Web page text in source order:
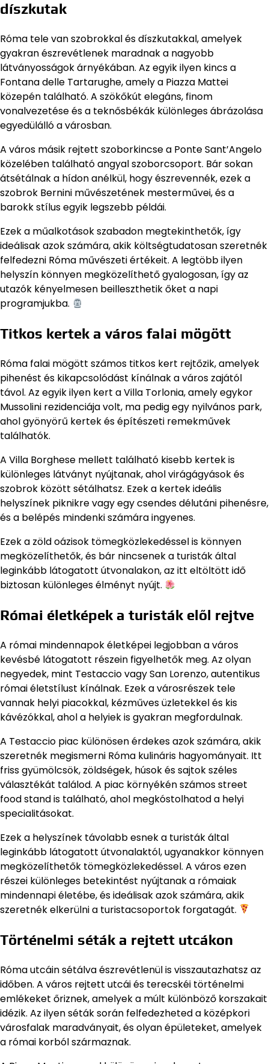
díszkutak
Róma tele van szobrokkal és díszkutakkal, amelyek
gyakran észrevétlenek maradnak a nagyobb
látványosságok árnyékában. Az egyik ilyen kincs a
Fontana delle Tartarughe, amely a Piazza Mattei
közepén található. A szökőkút elegáns, finom
vonalvezetése és a teknősbékák különleges ábrázolása
egyedülálló a városban.
A város másik rejtett szoborkincse a Ponte Sant’Angelo
közelében található angyal szoborcsoport. Bár sokan
átsétálnak a hídon anélkül, hogy észrevennék, ezek a
szobrok Bernini művészetének mesterművei, és a
barokk stílus egyik legszebb példái.
Ezek a műalkotások szabadon megtekinthetők, így
ideálisak azok számára, akik költségtudatosan szeretnék
felfedezni Róma művészeti értékeit. A legtöbb ilyen
helyszín könnyen megközelíthető gyalogosan, így az
utazók kényelmesen beilleszthetik őket a napi
programjukba.
Titkos kertek a város falai mögött
Róma falai mögött számos titkos kert rejtőzik, amelyek
pihenést és kikapcsolódást kínálnak a város zajától
távol. Az egyik ilyen kert a Villa Torlonia, amely egykor
Mussolini rezidenciája volt, ma pedig egy nyilvános park,
ahol gyönyörű kertek és építészeti remekművek
találhatók.
A Villa Borghese mellett található kisebb kertek is
különleges látványt nyújtanak, ahol virágágyások és
szobrok között sétálhatsz. Ezek a kertek ideális
helyszínek piknikre vagy egy csendes délutáni pihenésre,
és a belépés mindenki számára ingyenes.
Ezek a zöld oázisok tömegközlekedéssel is könnyen
megközelíthetők, és bár nincsenek a turisták által
leginkább látogatott útvonalakon, az itt eltöltött idő
biztosan különleges élményt nyújt.
Római életképek a turisták elől rejtve
A római mindennapok életképei legjobban a város
kevésbé látogatott részein figyelhetők meg. Az olyan
negyedek, mint Testaccio vagy San Lorenzo, autentikus
római életstílust kínálnak. Ezek a városrészek tele
vannak helyi piacokkal, kézműves üzletekkel és kis
kávézókkal, ahol a helyiek is gyakran megfordulnak.
A Testaccio piac különösen érdekes azok számára, akik
szeretnék megismerni Róma kulináris hagyományait. Itt
friss gyümölcsök, zöldségek, húsok és sajtok széles
választékát találod. A piac környékén számos street
food stand is található, ahol megkóstolhatod a helyi
specialitásokat.
Ezek a helyszínek távolabb esnek a turisták által
leginkább látogatott útvonalaktól, ugyanakkor könnyen
megközelíthetők tömegközlekedéssel. A város ezen
részei különleges betekintést nyújtanak a rómaiak
mindennapi életébe, és ideálisak azok számára, akik
szeretnék elkerülni a turistacsoportok forgatagát.
Történelmi séták a rejtett utcákon
Róma utcáin sétálva észrevétlenül is visszautazhatsz az
időben. A város rejtett utcái és terecskéi történelmi
emlékeket őriznek, amelyek a múlt különböző korszakait
idézik. Az ilyen séták során felfedezheted a középkori
városfalak maradványait, és olyan épületeket, amelyek
a római korból származnak.